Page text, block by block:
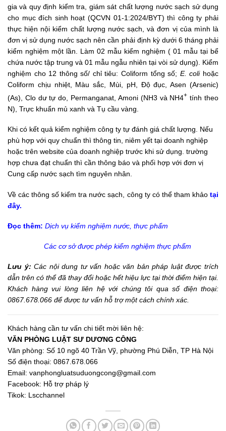
gia và quy định kiểm tra, giám sát chất lượng nước sạch sử dụng
cho mục đích sinh hoạt (QCVN 01-1:2024/BYT) thì công ty phải
thực hiện nội kiểm chất lượng nước sạch, và đơn vị của mình là
đơn vị sử dụng nước sạch nên cần phải định kỳ dưới 6 tháng phải
kiểm nghiệm một lần. Làm 02 mẫu kiểm nghiệm ( 01 mẫu tại bể
chứa nước tập trung và 01 mẫu ngẫu nhiên tại vòi sử dụng). Kiểm
nghiệm cho 12 thông số/ chỉ tiêu: Coliform tổng số; E. colihoặc
Coliform chịu nhiệt, Màu sắc, Mùi, pH, Độ đục, Asen (Arsenic)
(As), Clo dư tự do, Permanganat, Amoni (NH3 và NH4+ tính theo
N), Trực khuẩn mủ xanh và Tụ cầu vàng.
Khi có kết quả kiểm nghiệm công ty tự đánh giá chất lượng. Nếu
phù hợp với quy chuẩn thì thông tin, niêm yết tại doanh nghiệp
hoặc trên website của doanh nghiệp trước khi sử dụng. trường
hợp chưa đạt chuẩn thì cần thông báo và phối hợp với đơn vị
Cung cấp nước sạch tìm nguyên nhân.
Về các thông số kiểm tra nước sạch, công ty có thể tham khảo tại
đây.
Đọc thêm: Dịch vụ kiểm nghiệm nước, thực phẩm
Các cơ sở được phép kiểm nghiệm thực phẩm
Lưu ý: Các nội dung tư vấn hoặc văn bản pháp luật được trích
dẫn trên có thể đã thay đổi hoặc hết hiệu lực tại thời điểm hiện tại.
Khách hàng vui lòng liên hệ với chúng tôi qua số điện thoại:
0867.678.066 để được tư vấn hỗ trợ một cách chính xác.
Khách hàng cần tư vấn chi tiết mời liên hệ:
VĂN PHÒNG LUẬT SƯ DƯƠNG CÔNG
Văn phòng: Số 10 ngõ 40 Trần Vỹ, phường Phú Diễn, TP Hà Nội
Số điện thoại: 0867.678.066
Email: vanphongluatsuduongcong@gmail.com
Facebook: Hỗ trợ pháp lý
Tikok: Lscchannel